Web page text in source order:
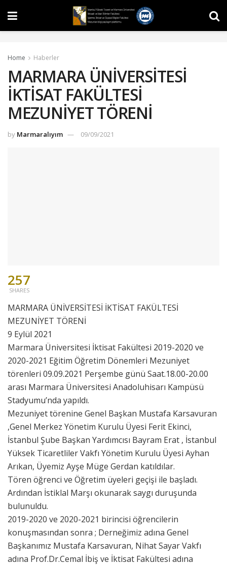
Home Haberler
MARMARA ÜNİVERSİTESİ
İKTİSAT FAKÜLTESİ
MEZUNİYET TÖRENİ
by Marmaralıyım 09/09/2021
257
SHARES
MARMARA ÜNİVERSİTESİ İKTİSAT FAKÜLTESİ
MEZUNİYET TÖRENİ
9 Eylül 2021
Marmara Üniversitesi İktisat Fakültesi 2019-2020 ve
2020-2021 Eğitim Öğretim Dönemleri Mezuniyet
törenleri 09.09.2021 Perşembe günü Saat.18.00-20.00
arası Marmara Üniversitesi Anadoluhisarı Kampüsü
Stadyumu’nda yapıldı.
Mezuniyet törenine Genel Başkan Mustafa Karsavuran
,Genel Merkez Yönetim Kurulu Üyesi Ferit Ekinci,
İstanbul Şube Başkan Yardımcısı Bayram Erat , İstanbul
Yüksek Ticaretliler Vakfı Yönetim Kurulu Üyesi Ayhan
Arıkan, Üyemiz Ayşe Müge Gerdan katıldılar.
Tören öğrenci ve Öğretim üyeleri geçişi ile başladı.
Ardından İstiklal Marşı okunarak saygı duruşunda
bulunuldu.
2019-2020 ve 2020-2021 birincisi öğrencilerin
konuşmasından sonra ; Derneğimiz adına Genel
Başkanımız Mustafa Karsavuran, Nihat Sayar Vakfı
adına Prof.Dr.Cemal İbiş ve İktisat Fakültesi adına